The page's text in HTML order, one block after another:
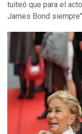
tuiteó que para el
James Bond